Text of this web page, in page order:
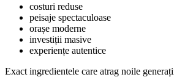
costuri reduse
peisaje spectaculoase
orașe moderne
investiții masive
experiențe autentice
Exact ingredientele care atrag noile